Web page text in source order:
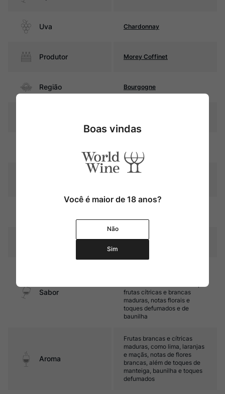
Uva Chardonnay
Produtor Morey Coffinet
Região Bourgogne
esverdeados
Graduação Alcóoli
Temperatura 10oC – 12oC
Sabor
frutas cítricas e brancas
maduras, notas florais e
toques defumados e de
baunilha
Aroma
Frutas brancas e cítricas
maduras, como lima, laranjas
e maçãs, notas de flores
brancas, além de toques de
manteiga, baunilha e toques
defumados
Boas vindas
Você é maior de 18 anos?
Não
Sim